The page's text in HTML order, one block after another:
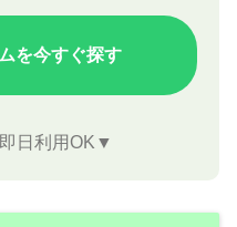
を今すぐ探す
日利用OK▼